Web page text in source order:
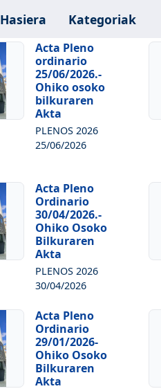
Hasiera Kategoriak
Acta Pleno
ordinario
25/06/2026.-
Ohiko osoko
bilkuraren
Akta
PLENOS 2026
25/06/2026
Acta Pleno
Ordinario
30/04/2026.-
Ohiko Osoko
Bilkuraren
Akta
PLENOS 2026
30/04/2026
Acta Pleno
Ordinario
29/01/2026-
Ohiko Osoko
Bilkuraren
Akta